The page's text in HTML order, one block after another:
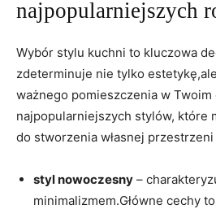
najpopularniejszych
Wybór stylu kuchni⁣ to kluczowa
zdeterminuje nie tylko
ważnego pomieszczenia ​w
najpopularniejszych stylów, które
do stworzenia własnej przestrzeni
styl nowoczesny –
minimalizmem.Główne cechy